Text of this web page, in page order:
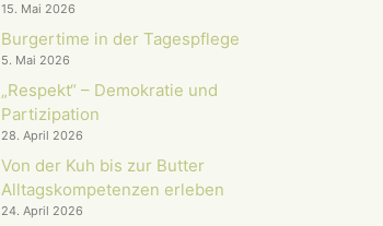
15. Mai 2026
Burgertime in der Tagespflege
5. Mai 2026
„Respekt“ – Demokratie und
Partizipation
28. April 2026
Von der Kuh bis zur Butter
Alltagskompetenzen erleben
24. April 2026